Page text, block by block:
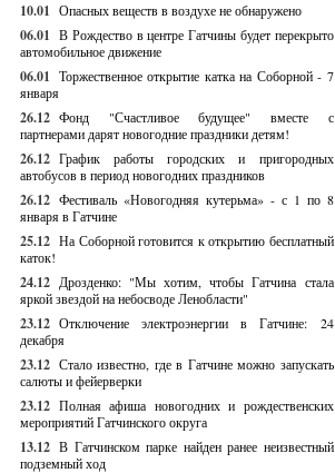
10.01 Опасных веществ в воздухе не обнаружено
06.01 В Рождество в центре Гатчины будет перекрыто
автомобильное движение
06.01 Торжественное открытие катка на Соборной - 7
января
26.12 Фонд "Счастливое будущее" вместе с
партнерами дарят новогодние праздники детям!
26.12 График работы городских и пригородных
автобусов в период новогодних праздников
26.12 Фестиваль «Новогодняя кутерьма» - с 1 по 8
января в Гатчине
25.12 На Соборной готовится к открытию бесплатный
каток!
24.12 Дрозденко: "Мы хотим, чтобы Гатчина стала
яркой звездой на небосводе Ленобласти"
23.12 Отключение электроэнергии в Гатчине: 24
декабря
23.12 Стало известно, где в Гатчине можно запускать
салюты и фейерверки
23.12 Полная афиша новогодних и рождественских
мероприятий Гатчинского округа
13.12 В Гатчинском парке найден ранее неизвестный
подземный ход